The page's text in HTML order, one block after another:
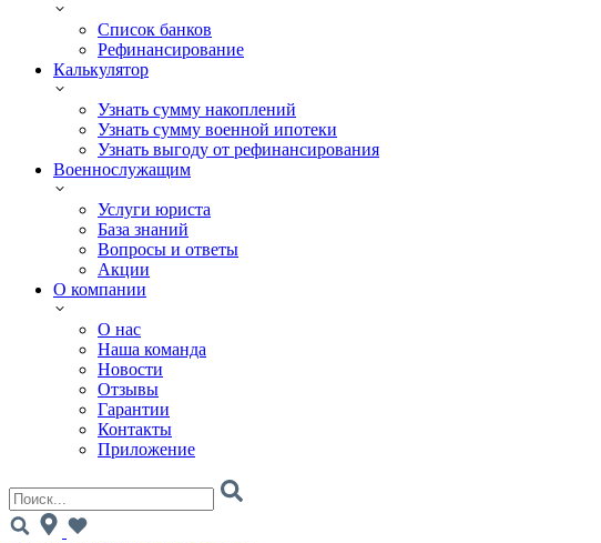
Список банков
Рефинансирование
Калькулятор
Узнать сумму накоплений
Узнать сумму военной ипотеки
Узнать выгоду от рефинансирования
Военнослужащим
Услуги юриста
База знаний
Вопросы и ответы
Акции
О компании
О нас
Наша команда
Новости
Отзывы
Гарантии
Контакты
Приложение